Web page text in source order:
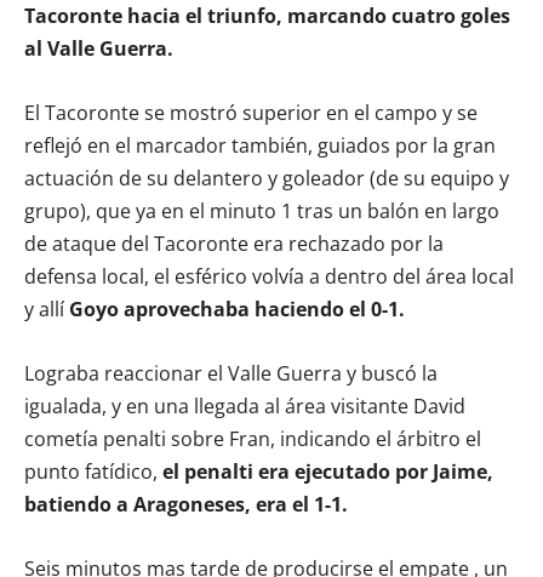
Tacoronte hacia el triunfo, marcando cuatro goles
al Valle Guerra.
El Tacoronte se mostró superior en el campo y se
reflejó en el marcador también, guiados por la gran
actuación de su delantero y goleador (de su equipo y
grupo), que ya en el minuto 1 tras un balón en largo
de ataque del Tacoronte era rechazado por la
defensa local, el esférico volvía a dentro del área local
y allíGoyo aprovechaba haciendo el 0-1.
Lograba reaccionar el Valle Guerra y buscó la
igualada, y en una llegada al área visitante David
cometía penalti sobre Fran, indicando el árbitro el
punto fatídico, el penalti era ejecutado por Jaime,
batiendo a Aragoneses, era el 1-1.
Seis minutos mas tarde de producirse el empate , un